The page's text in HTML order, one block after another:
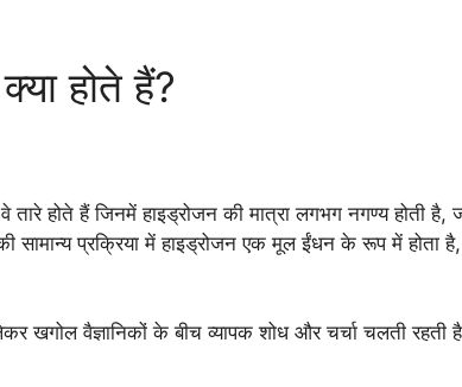
होते हैं?
वे तारे होते हैं जिनमें हाइड्रोजन की मात्रा लगभग नगण्य होती है,
सामान्य प्रक्रिया में हाइड्रोजन एक मूल ईंधन के रूप में होता
खगोल वैज्ञानिकों के बीच व्यापक शोध और चर्चा चलती रहती